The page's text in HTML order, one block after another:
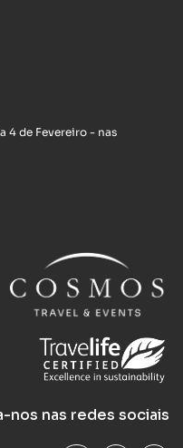
4 de Fevereiro - nas
nos nas redes sociais